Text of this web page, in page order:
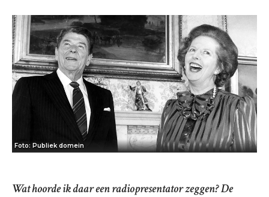
Foto: Publiek domein
Wat hoorde ik daar een radiopresentator zeggen? De